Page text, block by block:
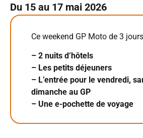
Du 15 au 17 mai 2026
Ce weekend GP Moto de 3
– 2 nuits d’hôtels
– Les petits déjeuners
– L’entrée pour le vendredi,
dimanche au GP
– Une e-pochette de voyage